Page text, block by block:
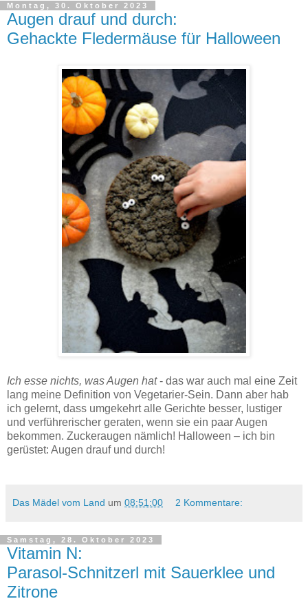
Montag, 30. Oktober 2023
Augen drauf und durch:
Gehackte Fledermäuse für Halloween
Ich esse nichts, was Augen hat- das war auch mal eine Zeit
lang meine Definition von Vegetarier-Sein. Dann aber hab
ich gelernt, dass umgekehrt alle Gerichte besser, lustiger
und verführerischer geraten, wenn sie ein paar Augen
bekommen. Zuckeraugen nämlich! Halloween – ich bin
gerüstet: Augen drauf und durch!
Das Mädel vom Land um 08:51:00 2 Kommentare:
Samstag, 28. Oktober 2023
Vitamin N:
Parasol-Schnitzerl mit Sauerklee und
Zitrone